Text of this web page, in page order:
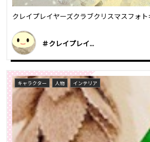
クレイプレイヤーズクラブクリスマスフォト
＃クレイプレイ...
キャラクター 人物 インテリア